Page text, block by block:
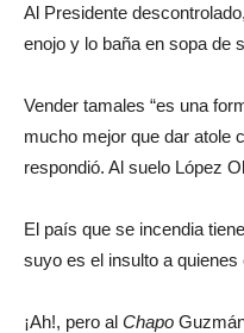
Al Presidente
enojo y lo baña en sopa de
Vender tamales “es una
mucho mejor que dar atole
respondió. Al suelo López
El país que se incendia
suyo es el insulto a
¡Ah!, pero al Chapo